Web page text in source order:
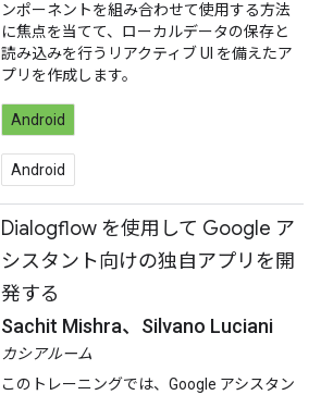
ンポーネントを組み合わせて使用する方法
に焦点を当てて、ローカルデータの保存と
読み込みを行うリアクティブ UI を備えたア
プリを作成します。
Android
Android
Dialogflow を使用して Google ア
シスタント向けの独自アプリを開
発する
Sachit Mishra、Silvano Luciani
カシアルーム
このトレーニングでは、Google アシスタン